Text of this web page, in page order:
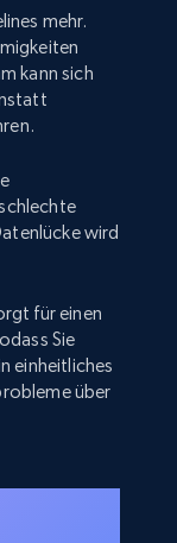
mehr.
kann sich
wird
für einen
Sie
einheitliches
über